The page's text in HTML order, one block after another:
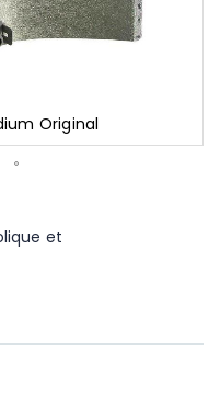
Original
et